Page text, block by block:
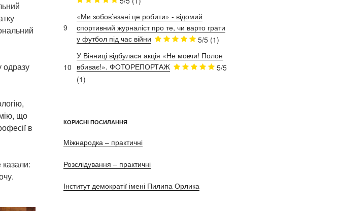
одразу
що
в
9
«Ми зобов’язані це робити» - відомий
спортивний журналіст про те, чи варто грати
у футбол під час війни
5/5 (1)
10
У Вінниці відбулася акція «Не мовчи! Полон
вбиває!». ФОТОРЕПОРТАЖ
5/5
(1)
КОРИСНІ ПОСИЛАННЯ
Міжнародка – практичні
Розслідування – практичні
Інститут демократії імені Пилипа Орлика